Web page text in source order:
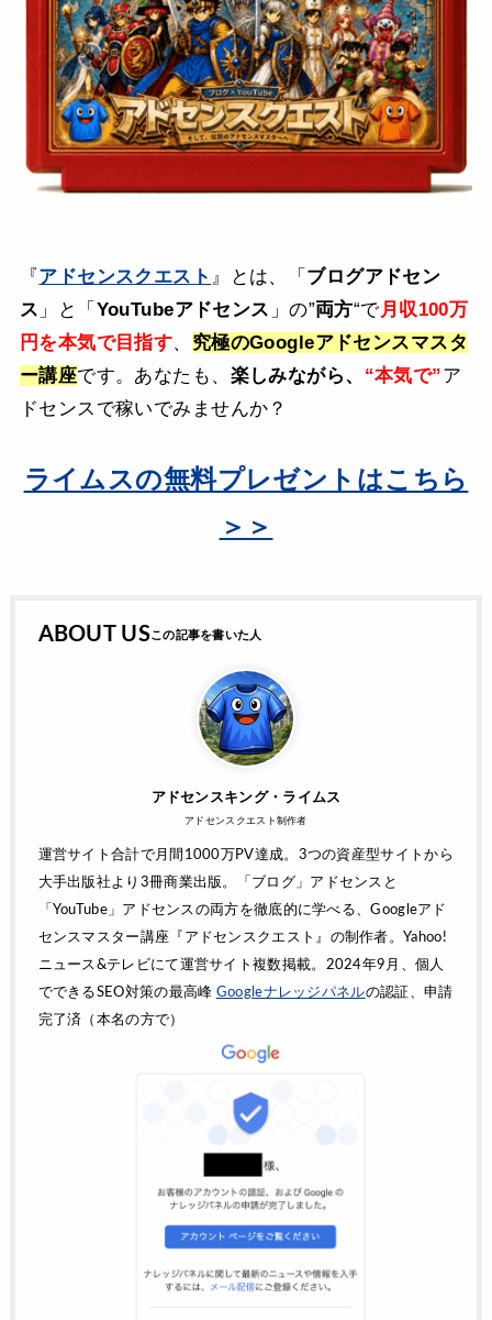
『アドセンスクエスト 』とは、「 ブログアドセン
ス 」と「 YouTubeアドセンス 」の”両方“で月収100万
円を本気で目指す、 究極のGoogleアドセンスマスタ
ー講座です。あなたも、 楽しみながら、 “本気で”ア
ドセンスで稼いでみませんか？
ライムスの無料プレゼントはこちら
＞＞
ABOUT US
アドセンスキング・ライムス
アドセンスクエスト制作者
運営サイト合計で月間1000万PV達成。3つの資産型サイトから
大手出版社より3冊商業出版。「ブログ」アドセンスと
「YouTube」アドセンスの両方を徹底的に学べる、Googleアド
センスマスター講座『アドセンスクエスト』の制作者。Yahoo!
ニュース&テレビにて運営サイト複数掲載。2024年9月、個人
でできるSEO対策の最高峰 Googleナレッジパネルの認証、申請
完了済（本名の方で）